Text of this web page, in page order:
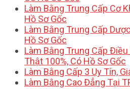
Làm Bằng Trung Cấp Cơ
Hồ Sơ Gốc
Làm Bằng Trung Cấp
Hồ Sơ Gốc
Làm Bằng Trung Cấp Điều
Thật 100%, Có Hồ Sơ Gốc
Làm Bằng Cấp 3 Uy Tín,
Làm Bằng Cao Đẳng Tại